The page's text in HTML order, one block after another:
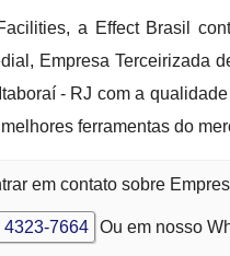
a Effect Brasil
Empresa Terceirizada
- RJ com a
ferramentas do
em contato sobre
4323-7664 Ou em nosso